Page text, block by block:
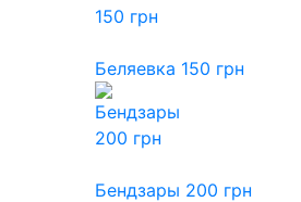
Беляевка 150 грн
Бендзары 200 грн